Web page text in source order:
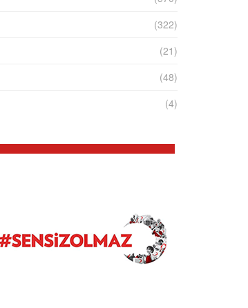
(322)
(21)
(48)
(4)